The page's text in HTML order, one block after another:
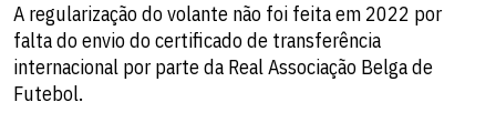
A regularização do volante não foi feita em 2022 por
falta do envio do certificado de transferência
internacional por parte da Real Associação Belga de
Futebol.